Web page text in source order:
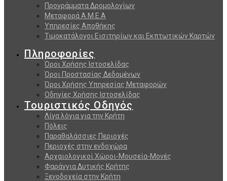
Προγράμματα Δρομολογίων
Μεταφορά Α.Μ.Ε.Α
Υπηρεσίες Αποθήκης
Τιμοκατάλογοι Εισιτηρίων και Εκπτωτικών Καρτών
Πληροφορίες
Όροι Χρήσης Ιστοσελίδας
Όροι Προστασίας Δεδομένων
Όροι Χρήσης Υπηρεσίας Μεταφορών
Οδηγίες Χρήσης Ιστοσελίδας
Τουριστικός Οδηγός
Λίγα λόγια για την Κρήτη
Πόλεις
Παραθαλάσσιες Περιοχές
Περιοχές στην ενδοχώρα
Αρχαιολογικοί Χώροι-Μουσεία-Μονές
Φαράγγια Δυτικής Κρήτης
Ξενοδοχεία στην Κρήτη